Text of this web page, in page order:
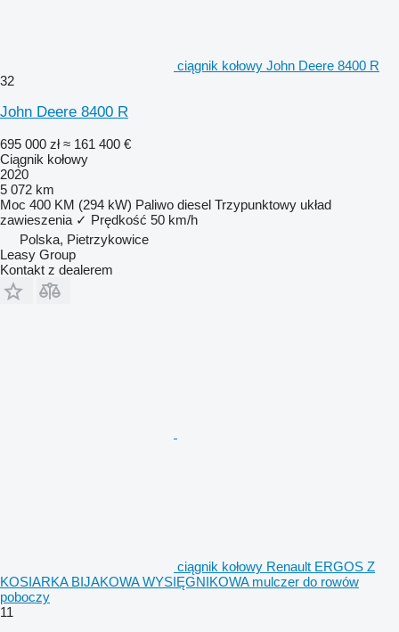
ciągnik kołowy John Deere 8400 R
32
John Deere 8400 R
695 000 zł ≈ 161 400 €
Ciągnik kołowy
2020
5 072 km
Moc 400 KM (294 kW) Paliwo diesel Trzypunktowy układ
zawieszenia ✓ Prędkość 50 km/h
Polska, Pietrzykowice
Leasy Group
Kontakt z dealerem
ciągnik kołowy Renault ERGOS Z
KOSIARKA BIJAKOWA WYSIĘGNIKOWA mulczer do rowów
poboczy
11